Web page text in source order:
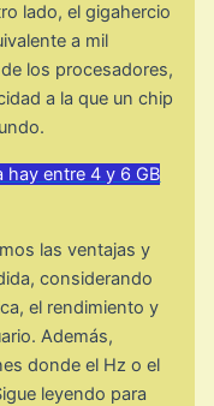
lado, el gigahercio
a mil
los procesadores,
a la que un chip
hay entre 4 y 6 GB
las ventajas y
considerando
el rendimiento y
Además,
donde el Hz o el
leyendo para